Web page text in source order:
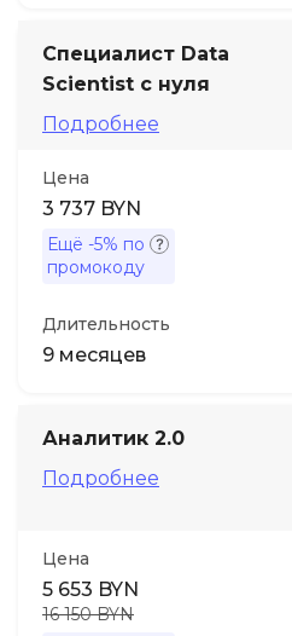
Специалист Data
Scientist с нуля
Подробнее
Цена
3 737 BYN
Ещё -5% по
промокоду
Длительность
9 месяцев
Аналитик 2.0
Подробнее
Цена
5 653 BYN
16 150 BYN